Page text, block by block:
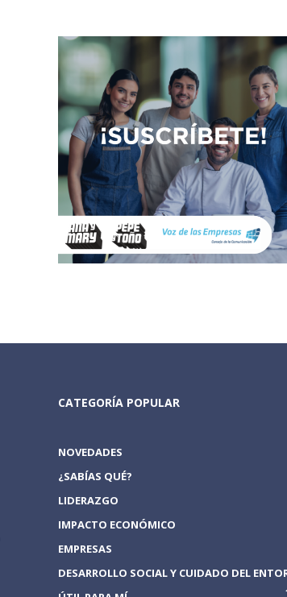
CATEGORÍA POPULAR
NOVEDADES
¿SABÍAS QUÉ?
LIDERAZGO
IMPACTO ECONÓMICO
EMPRESAS
DESARROLLO SOCIAL Y CUIDADO DEL